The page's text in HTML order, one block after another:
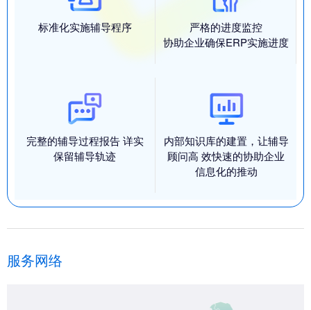
标准化实施辅导程序
严格的进度监控
协助企业确保ERP实施进度
完整的辅导过程报告 详实
保留辅导轨迹
内部知识库的建置，让辅导
顾问高 效快速的协助企业
信息化的推动
服务网络